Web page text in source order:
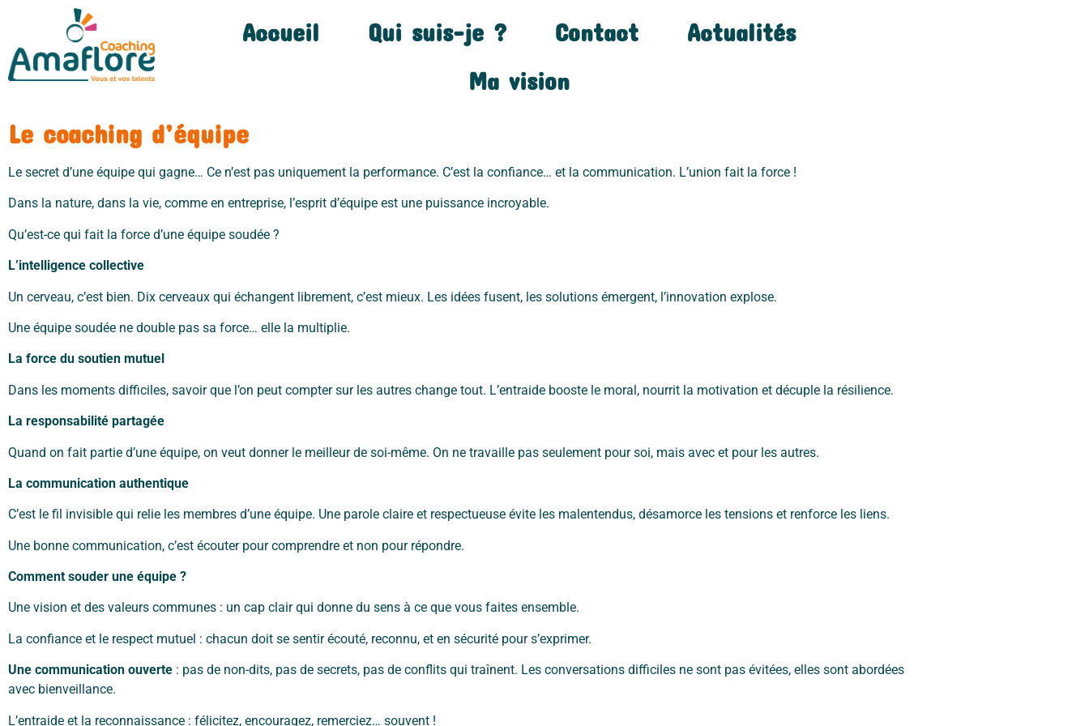
Accueil Qui suis-je ? Contact
Actualités
Ma vision
Le coaching d’équipe
Le secret d’une équipe qui gagne… Ce n’est pas uniquement la performance. C’est la confiance… et la communication. L’union fait la force !
Dans la nature, dans la vie, comme en entreprise, l’esprit d’équipe est une puissance incroyable.
Qu’est-ce qui fait la force d’une équipe soudée ?
L’intelligence collective
Un cerveau, c’est bien. Dix cerveaux qui échangent librement, c’est mieux. Les idées fusent, les solutions émergent, l’innovation explose.
Une équipe soudée ne double pas sa force… elle la multiplie.
La force du soutien mutuel
Dans les moments difficiles, savoir que l’on peut compter sur les autres change tout. L’entraide booste le moral, nourrit la motivation et décuple la résilience.
La responsabilité partagée
Quand on fait partie d’une équipe, on veut donner le meilleur de soi-même. On ne travaille pas seulement pour soi, mais avec et pour les autres.
La communication authentique
C’est le fil invisible qui relie les membres d’une équipe. Une parole claire et respectueuse évite les malentendus, désamorce les tensions et renforce les liens.
Une bonne communication, c’est écouter pour comprendre et non pour répondre.
Comment souder une équipe ?
Une vision et des valeurs communes : un cap clair qui donne du sens à ce que vous faites ensemble.
La confiance et le respect mutuel : chacun doit se sentir écouté, reconnu, et en sécurité pour s’exprimer.
Une communication ouverte : pas de non-dits, pas de secrets, pas de conflits qui traînent. Les conversations difficiles ne sont pas évitées, elles sont abordées
avec bienveillance.
L’entraide et la reconnaissance : félicitez, encouragez, remerciez… souvent !